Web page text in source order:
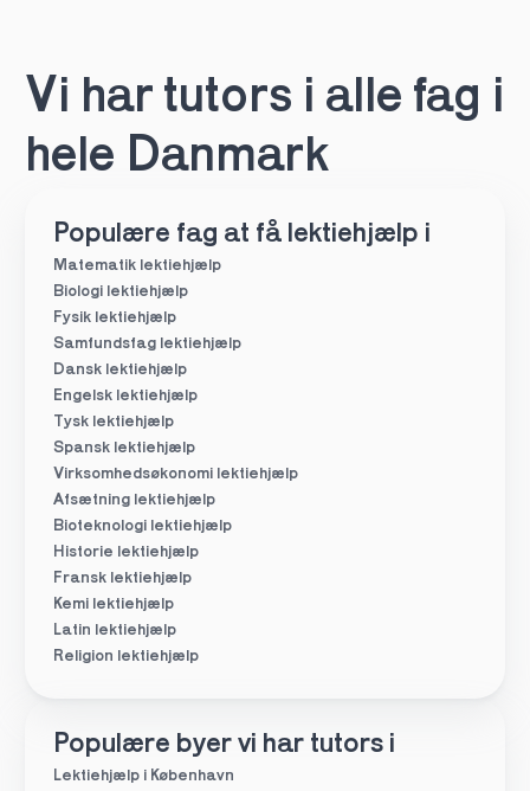
Vi har tutors i alle fag i
hele Danmark
Populære fag at få lektiehjælp i
Matematik lektiehjælp
Biologi lektiehjælp
Fysik lektiehjælp
Samfundsfag lektiehjælp
Dansk lektiehjælp
Engelsk lektiehjælp
Tysk lektiehjælp
Spansk lektiehjælp
Virksomhedsøkonomi lektiehjælp
Afsætning lektiehjælp
Bioteknologi lektiehjælp
Historie lektiehjælp
Fransk lektiehjælp
Kemi lektiehjælp
Latin lektiehjælp
Religion lektiehjælp
Populære byer vi har tutors i
Lektiehjælp i København